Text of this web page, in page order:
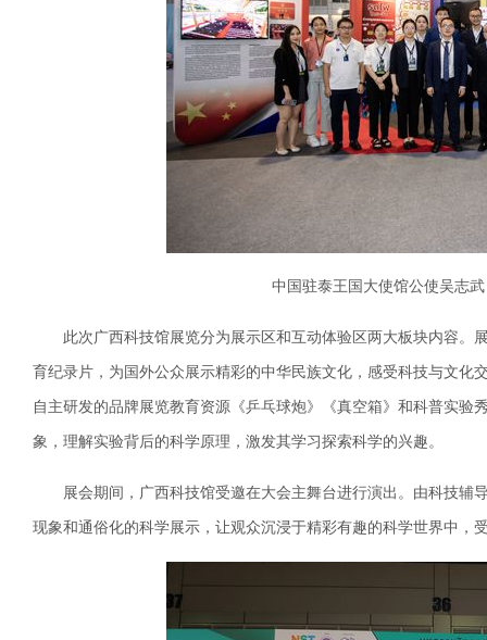
中国驻泰王国大使馆公使吴志
此次广西科技馆展览分为展示区和互动体验区两大板块内容。
育纪录片，为国外公众展示精彩的中华民族文化，感受科技与文
自主研发的品牌展览教育资源《乒乓球炮》《真空箱》和科普实
象，理解实验背后的科学原理，激发其学习探索科学的兴趣。
展会期间，广西科技馆受邀在大会主舞台进行演出。由科技辅
现象和通俗化的科学展示，让观众沉浸于精彩有趣的科学世界中，